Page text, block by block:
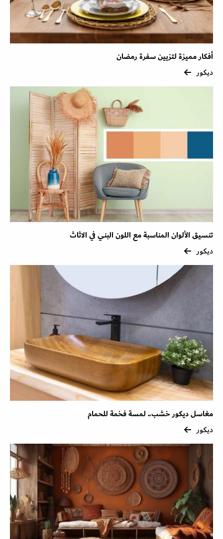
أفكار مميزة لتزيين سفرة رمضان
ديكور
تنسيق الألوان المناسبة مع اللون البني في الاثاث
ديكور
مغاسل ديكور خشب.. لمسة فخمة للحمام
ديكور